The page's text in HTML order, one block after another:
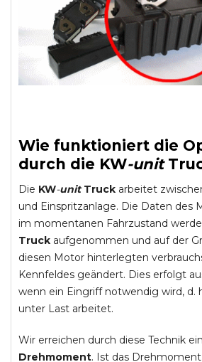
Wie funktioniert die
durch die KW-unit
Die KW-unit Truck arbeitet
und Einspritzanlage. Die Daten des
im momentanen Fahrzustand
Truck aufgenommen und auf der
diesen Motor hinterlegten
Kennfeldes geändert. Dies erfolgt
wenn ein Eingriff notwendig wird, d.
unter Last arbeitet.
Wir erreichen durch diese Technik
Drehmoment. Ist das